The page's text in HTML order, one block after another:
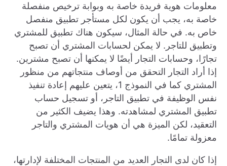
معلومات هوية فريدة خاصة به وبوابة ترخيص منفصلة
خاصة به، يجب أن يكون لكل مستأجر تطبيق منفصل
خاص به. في حالة المثال، سيكون هناك تطبيق للمشتري
وتطبيق للتاجر. لا يمكن لحسابات المشتري أن تصبح
تجارًا، وحسابات التجار أيضًا لا يمكنها أن تصبح مشترين.
إذا أراد التجار التحقق من أوصاف منتجاتهم من منظور
المشتري كما في النموذج 1، يتعين عليهم إعادة تنفيذ
نفس الوظيفة في تطبيق التاجر، أو تسجيل حساب
تطبيق المشتري لمشاهدته. وهذا يضيف الكثير من
التعقيد، لكن الميزة هي أن هويات المشتري والتاجر
معزولة تمامًا.
إذا كان لدى التجار العديد من المنتجات المختلفة لإدارتها،